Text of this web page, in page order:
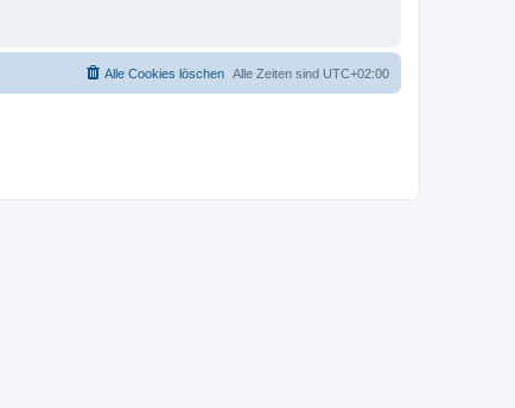
Alle Zeiten sind UTC+02:00
Alle Cookies löschen